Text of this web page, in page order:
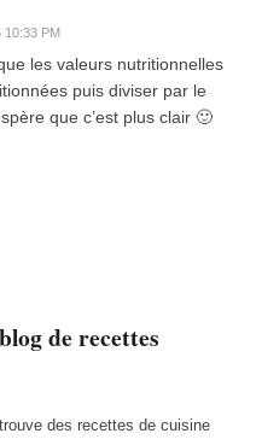
de recettes
des recettes de cuisine
10:33 PM
les valeurs nutritionnelles
puis diviser par le
que c’est plus clair 🙂